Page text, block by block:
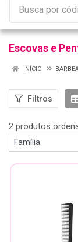
Escovas e
INÍCIO
Filtros
2 produtos